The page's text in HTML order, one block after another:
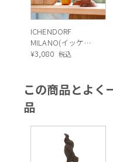
ICHENDORF
MILANO(イッケン
ドルフ ミラノ)
¥3,080 税込
この商品とよく
品